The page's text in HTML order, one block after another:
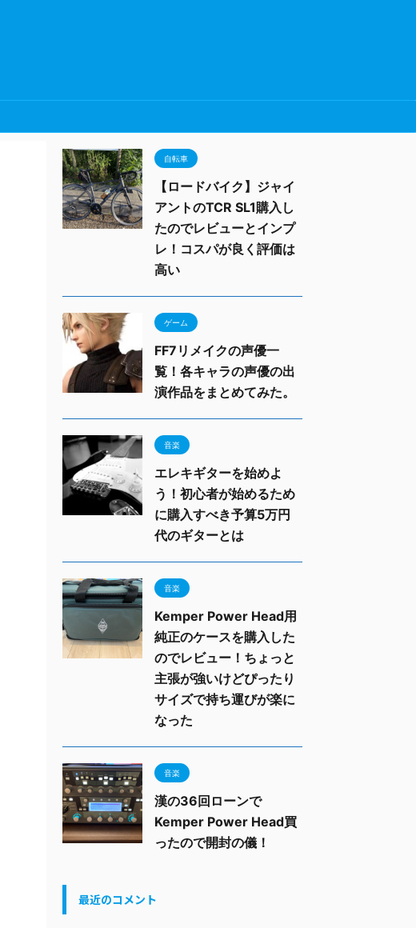
自転車
【ロードバイク】ジャイ
アントのTCR SL1購入し
たのでレビューとインプ
レ！コスパが良く評価は
高い
ゲーム
FF7リメイクの声優一
覧！各キャラの声優の出
演作品をまとめてみた。
音楽
エレキギターを始めよ
う！初心者が始めるため
に購入すべき予算5万円
代のギターとは
音楽
Kemper Power Head用
純正のケースを購入した
のでレビュー！ちょっと
主張が強いけどぴったり
サイズで持ち運びが楽に
なった
音楽
漢の36回ローンで
Kemper Power Head買
ったので開封の儀！
最近のコメント